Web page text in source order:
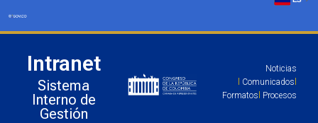
Intranet
Sistema
Interno de
Gestión
Noticias
Comunicados
Formatos Procesos